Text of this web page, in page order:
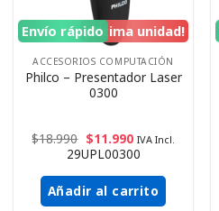
¡Ultima unidad!
Envío rápido
ACCESORIOS COMPUTACIÓN
Philco – Presentador Laser
0300
$18.990 $11.990 IVA Incl.
29UPL00300
Añadir al carrito